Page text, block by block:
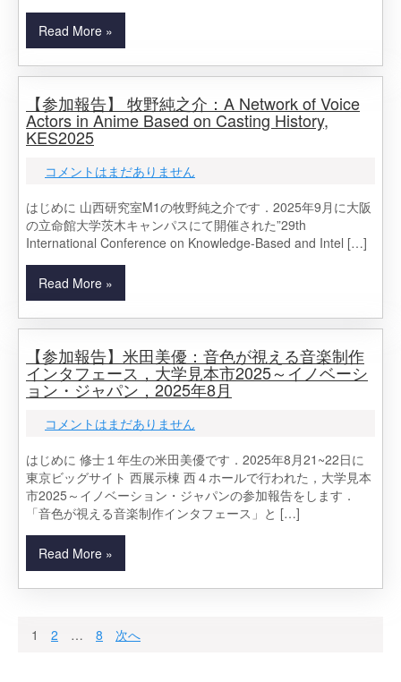
Read More »
【参加報告】 牧野純之介：A Network of Voice
Actors in Anime Based on Casting History,
KES2025
コメントはまだありません
はじめに 山西研究室M1の牧野純之介です．2025年9月に大阪
の立命館大学茨木キャンパスにて開催された”29th
International Conference on Knowledge-Based and Intel […]
Read More »
【参加報告】米田美優：音色が視える音楽制作
インタフェース，大学見本市2025～イノベーシ
ョン・ジャパン，2025年8月
コメントはまだありません
はじめに 修士１年生の米田美優です．2025年8月21~22日に
東京ビッグサイト 西展示棟 西４ホールで行われた，大学見本
市2025～イノベーション・ジャパンの参加報告をします．
「音色が視える音楽制作インタフェース」と […]
Read More »
投
1 2 … 8 次へ